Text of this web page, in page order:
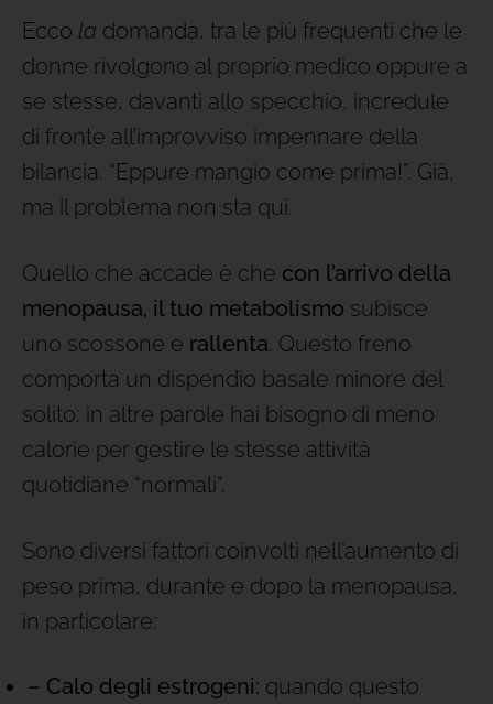
Ecco la domanda, tra le più frequenti che le
donne rivolgono al proprio medico oppure a
se stesse, davanti allo specchio, incredule
di fronte all’improvviso impennare della
bilancia. “Eppure mangio come prima!”. Già,
ma il problema non sta qui.
Quello che accade è che con l’arrivo della
menopausa, il tuo metabolismo subisce
uno scossone e rallenta. Questo freno
comporta un dispendio basale minore del
solito: in altre parole hai bisogno di meno
calorie per gestire le stesse attività
quotidiane “normali”.
Sono diversi fattori coinvolti nell’aumento di
peso prima, durante e dopo la menopausa,
in particolare:
– Calo degli estrogeni: quando questo